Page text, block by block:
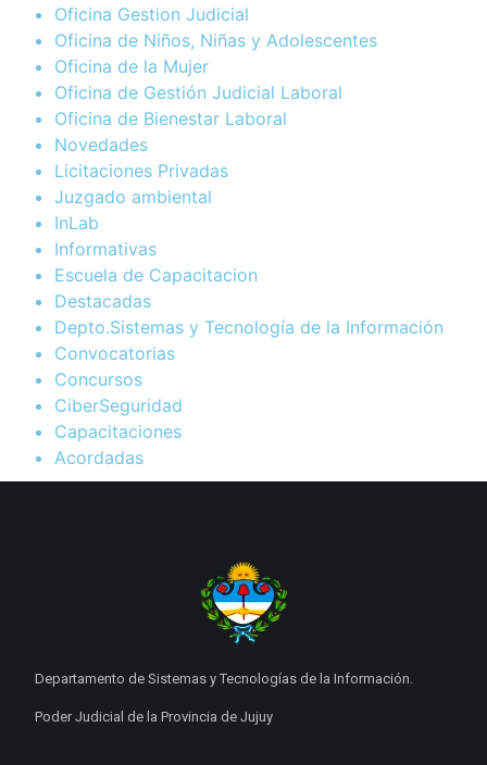
Oficina Gestion Judicial
Oficina de Niños, Niñas y Adolescentes
Oficina de la Mujer
Oficina de Gestión Judicial Laboral
Oficina de Bienestar Laboral
Novedades
Licitaciones Privadas
Juzgado ambiental
InLab
Informativas
Escuela de Capacitacion
Destacadas
Depto.Sistemas y Tecnología de la Información
Convocatorias
Concursos
CiberSeguridad
Capacitaciones
Acordadas
Departamento de Sistemas y Tecnologías de la Información.
Poder Judicial de la Provincia de Jujuy